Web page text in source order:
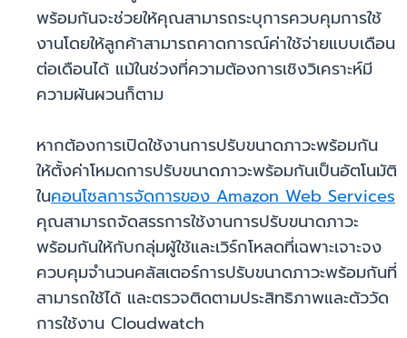
พร้อมกันจะช่วยให้คุณสามารถระบุการควบคุมการใช้
งานโดยให้ลูกค้าสามารถคาดการณ์ค่าใช้จ่ายแบบเดือน
ต่อเดือนได้ แม้ในช่วงที่ความต้องการเชิงวิเคราะห์มี
ความผันผวนก็ตาม
หากต้องการเปิดใช้งานการปรับขนาดภาวะพร้อมกัน
ให้ตั้งค่าโหมดการปรับขนาดภาวะพร้อมกันเป็นอัตโนมัติ
ในคอนโซลการจัดการของ Amazon Web Services
คุณสามารถจัดสรรการใช้งานการปรับขนาดภาวะ
พร้อมกันให้กับกลุ่มผู้ใช้และเวิร์กโหลดที่เฉพาะเจาะจง
ควบคุมจำนวนคลัสเตอร์การปรับขนาดภาวะพร้อมกันที่
สามารถใช้ได้ และตรวจติดตามประสิทธิภาพและตัววัด
การใช้งาน Cloudwatch